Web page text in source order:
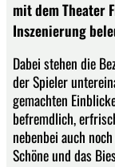
mit dem Theater
Inszenierung
Dabei stehen die
der Spieler
gemachten
befremdlich,
nebenbei auch
Schöne und das